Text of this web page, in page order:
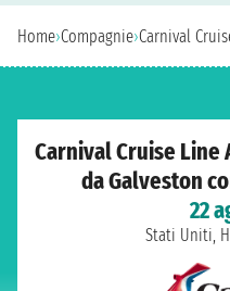
Home›Compagnie›Carnival
Carnival Cruise
da Galveston
22
Stati Uniti,